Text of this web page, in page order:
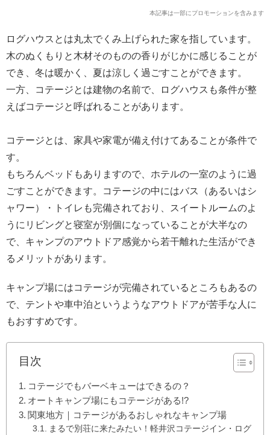
本記事は一部にプロモーションを含みます
ログハウスとは丸太でくみ上げられた家を指しています。
木のぬくもりと木材そのものの香りがじかに感じることが
でき、冬は暖かく、夏は涼しく過ごすことができます。
一方、コテージとは建物の名前で、ログハウスも条件が整
えばコテージと呼ばれることがあります。
コテージとは、家具や家電が備え付けてあることが条件で
す。
もちろんベッドもありますので、ホテルの一室のように過
ごすことができます。コテージの中にはバス（あるいはシ
ャワー）・トイレも完備されており、スイートルームのよ
うにリビングと寝室が別個になっていることが大半なの
で、キャンプのアウトドア感覚から若干離れた生活ができ
るメリットがあります。
キャンプ場にはコテージが完備されているところもあるの
で、テントや車中泊というようなアウトドアが苦手な人に
もおすすめです。
目次
コテージでもバーベキューはできるの？
オートキャンプ場にもコテージがある!?
関東地方｜コテージがあるおしゃれなキャンプ場
まるで別荘に来たみたい！軽井沢コテージイン・ログ